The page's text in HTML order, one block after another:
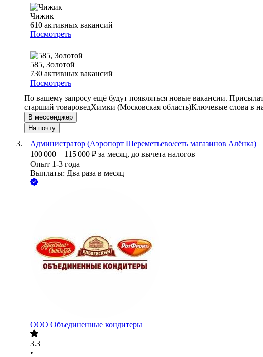
Чижик
610 активных вакансий
Посмотреть
585, Золотой
730 активных вакансий
Посмотреть
По вашему запросу ещё будут появляться новые вакансии.
старший товароведХимки (Московская область)Ключевые слова в
В мессенджер
На почту
Администратор (Аэропорт Шереметьево/сеть магазинов Алёнка)
100 000 – 115 000 ₽ за месяц, до вычета налогов
Опыт 1-3 года
Выплаты: Два раза в месяц
ООО Объединенные кондитеры
3.3
•